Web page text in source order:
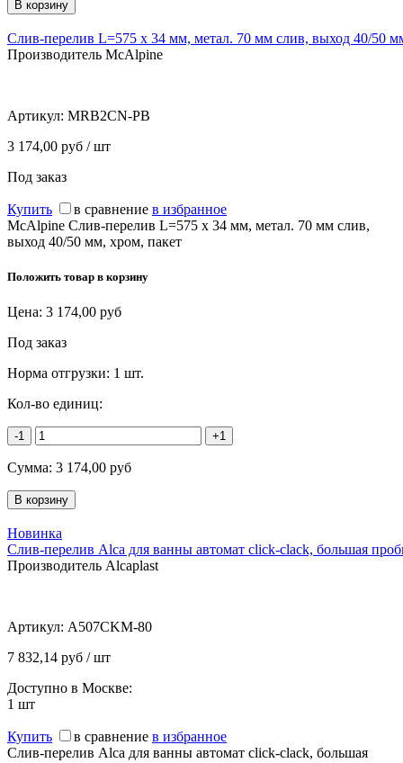
Слив-перелив L=575 х 34 мм, метал. 70 мм слив, выход 40/50
Производитель McAlpine
Артикул: MRB2CN-PB
3 174,00 руб / шт
Под заказ
Купить в сравнение в избранное
McAlpine Слив-перелив L=575 х 34 мм, метал. 70 мм слив,
выход 40/50 мм, хром, пакет
Положить товар в корзину
Цена: 3 174,00 руб
Под заказ
Норма отгрузки: 1 шт.
Кол-во единиц:
-1 +1
Сумма: 3 174,00 руб
Новинка
Слив-перелив Alca для ванны автомат click-clack, большая
Производитель Alcaplast
Артикул: A507CKM-80
7 832,14 руб / шт
Доступно в Москве:
1 шт
Купить в сравнение в избранное
Слив-перелив Alca для ванны автомат click-clack, большая